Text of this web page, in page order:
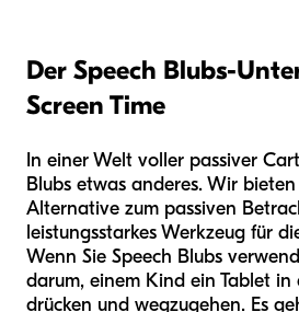
Der Speech Blubs-
Screen Time
In einer Welt voller passiver
Blubs etwas anderes. Wir
Alternative zum passiven
leistungsstarkes Werkzeug für
Wenn Sie Speech Blubs
darum, einem Kind ein Tablet in
drücken und wegzugehen. Es